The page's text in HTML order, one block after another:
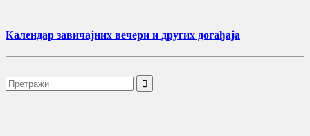
Календар завичајних вечери и других догађаја